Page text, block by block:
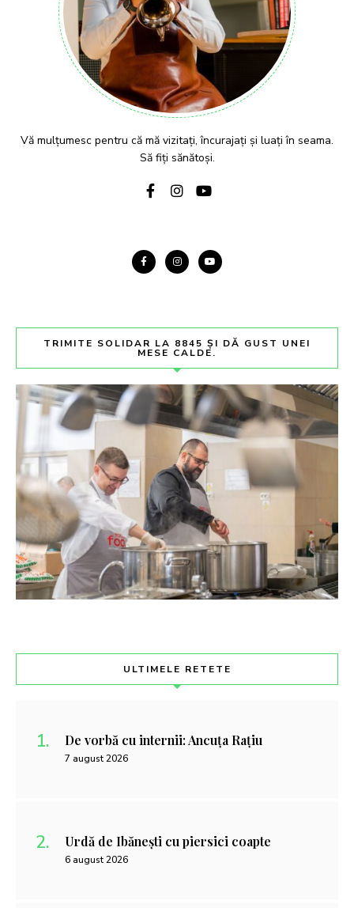
Vă mulțumesc pentru că mă vizitați, încurajați și luați în seama.
Să fiți sănătoși.
TRIMITE SOLIDAR LA 8845 ȘI DĂ GUST UNEI
MESE CALDE.
ULTIMELE RETETE
De vorbă cu internii: Ancuța Rațiu
7 august 2026
Urdă de Ibănești cu piersici coapte
6 august 2026